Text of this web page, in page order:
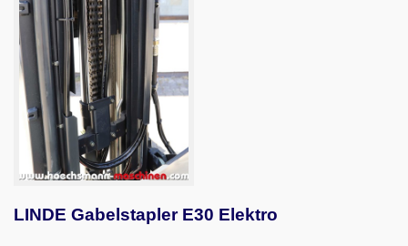
LINDE Gabelstapler E30 Elektro